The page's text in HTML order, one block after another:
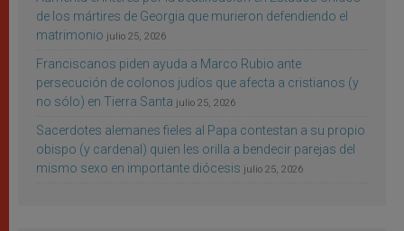
de los mártires de Georgia que murieron defendiendo el
matrimonio julio 25, 2026
Franciscanos piden ayuda a Marco Rubio ante
persecución de colonos judíos que afecta a cristianos (y
no sólo) en Tierra Santa julio 25, 2026
Sacerdotes alemanes fieles al Papa contestan a su propio
obispo (y cardenal) quien les orilla a bendecir parejas del
mismo sexo en importante diócesis julio 25, 2026